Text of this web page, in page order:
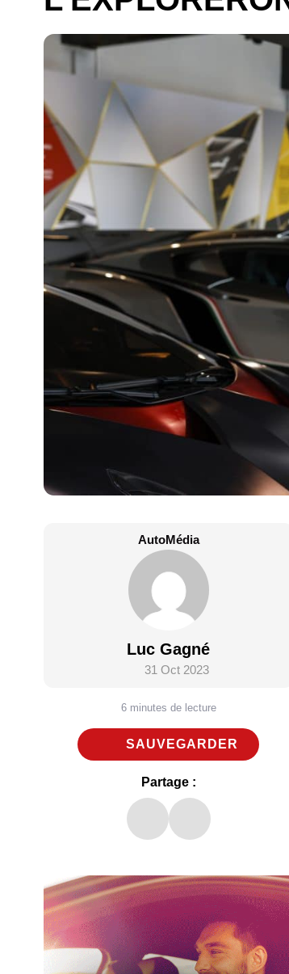
AutoMédia
Luc Gagné
31 Oct 2023
6 minutes de lecture
SAUVEGARDER
Partage :